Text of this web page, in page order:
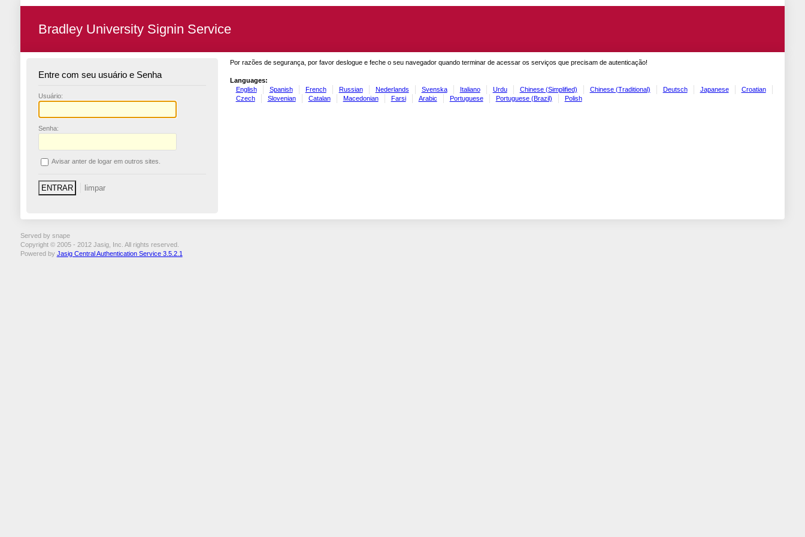
Bradley University Signin Service
Entre com seu usuário e Senha
Usuário:
Senha:
Avisar anter de logar em outros sites.
Por razões de segurança, por favor deslogue e feche o seu navegador quando terminar de acessar os serviços que precisam de autenticação!
Languages:
English
Spanish French Russian Nederlands Svenska Italiano Urdu Chinese (Simplified) Chinese (Traditional) Deutsch Japanese
Croatian
Czech
Slovenian Catalan Macedonian Farsi Arabic Portuguese Portuguese (Brazil) Polish
Served by snape
Copyright © 2005 - 2012 Jasig, Inc. All rights reserved.
Powered by Jasig Central Authentication Service 3.5.2.1